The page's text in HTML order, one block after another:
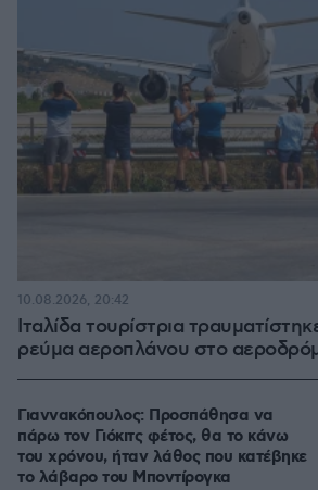
Ιταλίδα τουρίστρια
ρεύμα αεροπλάνου στο
10.08.2026, 20:42
Γιαννακόπουλος: Προσπάθησα να
πάρω τον Γιόκιτς φέτος, θα το κάνω
του χρόνου, ήταν λάθος που κατέβηκε
το λάβαρο του Μποντίρογκα